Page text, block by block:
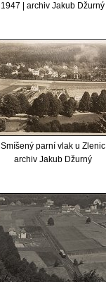
1947 | archiv Jakub Džurný
Smíšený parní vlak u Zlenic
archiv Jakub Džurný